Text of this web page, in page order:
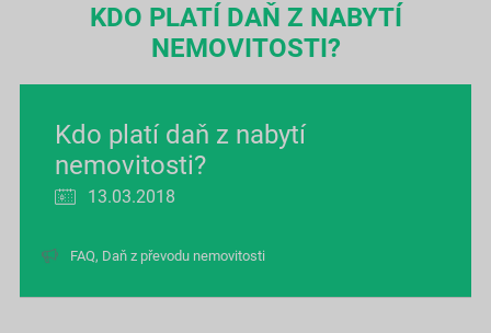
KDO PLATÍ DAŇ Z NABYTÍ
NEMOVITOSTI?
Kdo platí daň z nabytí
nemovitosti?
13.03.2018
FAQ, Daň z převodu nemovitosti